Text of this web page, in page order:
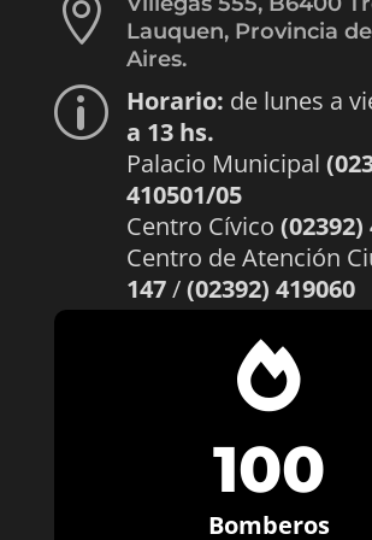

Lauquen, Provincia
Aires.
p Horario: de lunes a
a 13 hs.
Palacio Municipal
410501/05
Centro Cívico (02392)
Centro de Atención
147/(02392) 419060

100
Bomberos